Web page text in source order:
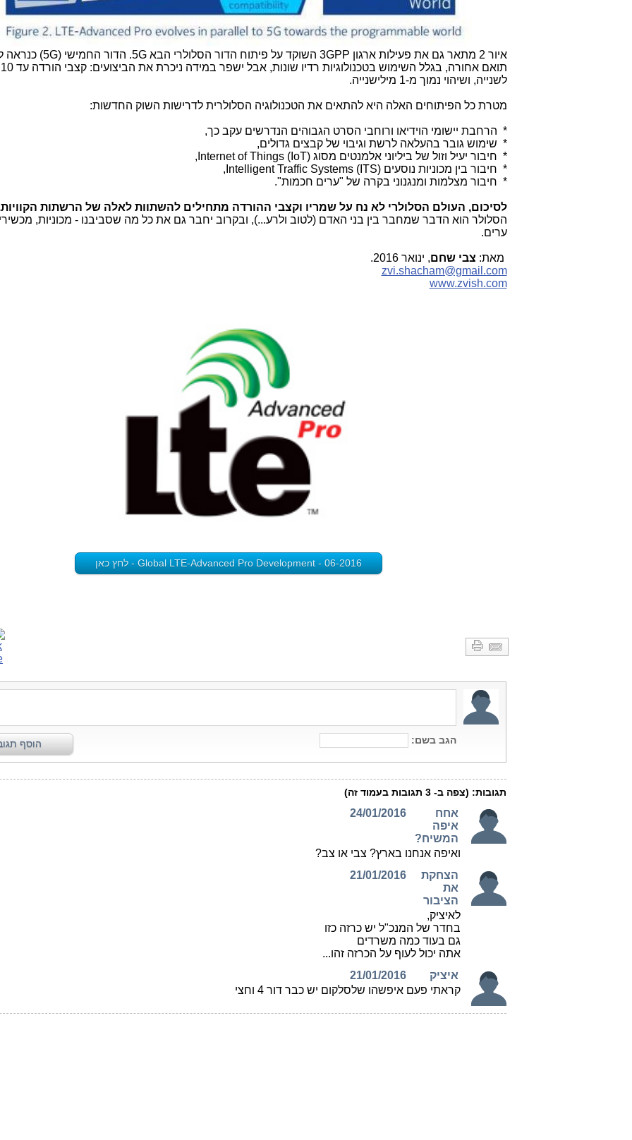
איור 2 מתאר גם את פעילות ארגון 3GPP השוקד על פיתוח הדור הסלולרי הבא5G. הדור החמישי(5G) כנראה
לשנייה, ושיהוי נמוך מ-1 מילישנייה.
מטרת כל הפיתוחים האלה היא להתאים את הטכנולוגיה הסלולרית לדרישות השוק החדשות:
* הרחבת יישומי הוידיאו ורוחבי הסרט הגבוהים הנדרשים עקב כך,
* שימוש גובר בהעלאה לרשת וגיבוי של קבצים גדולים,
* חיבור יעיל וזול של ביליוני אלמנטים מסוג(IoT)
Internet of Things
,
* חיבור בין מכוניות נוסעים,Intelligent Traffic Systems (ITS)
* חיבור מצלמות ומנגנוני בקרה של "ערים חכמות".
לסיכום, העולם הסלולרי לא נח על שמריו וקצבי ההורדה מתחילים להשתוות לאלה של הרשתות
הסלולר הוא הדבר שמחבר בין בני האדם (לטוב ולרע...), ובקרוב יחבר גם את כל מה שסביבנו - מכוניות,
ערים.
מאת: צבי שחם, ינואר 2016.
zvi.shacham@gmail.com
www.zvish.com
Global LTE-Advanced Pro Development - 06-2016 - לחץ כאן